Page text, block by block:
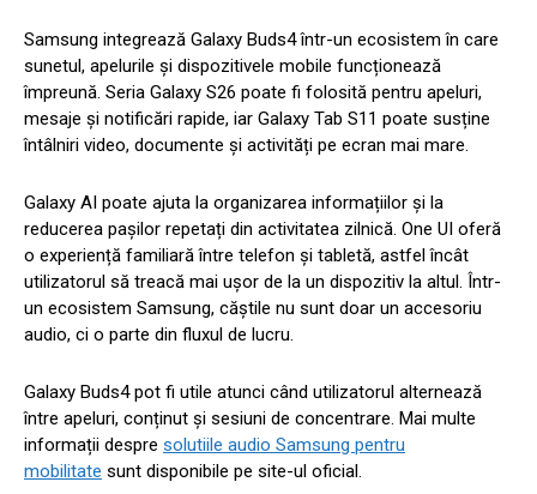
Samsung integrează Galaxy Buds4 într-un ecosistem în care
sunetul, apelurile și dispozitivele mobile funcționează
împreună. Seria Galaxy S26 poate fi folosită pentru apeluri,
mesaje și notificări rapide, iar Galaxy Tab S11 poate susține
întâlniri video, documente și activități pe ecran mai mare.
Galaxy AI poate ajuta la organizarea informațiilor și la
reducerea pașilor repetați din activitatea zilnică. One UI oferă
o experiență familiară între telefon și tabletă, astfel încât
utilizatorul să treacă mai ușor de la un dispozitiv la altul. Într-
un ecosistem Samsung, căștile nu sunt doar un accesoriu
audio, ci o parte din fluxul de lucru.
Galaxy Buds4 pot fi utile atunci când utilizatorul alternează
între apeluri, conținut și sesiuni de concentrare. Mai multe
informații despre solutiile audio Samsung pentru
mobilitate sunt disponibile pe site-ul oficial.